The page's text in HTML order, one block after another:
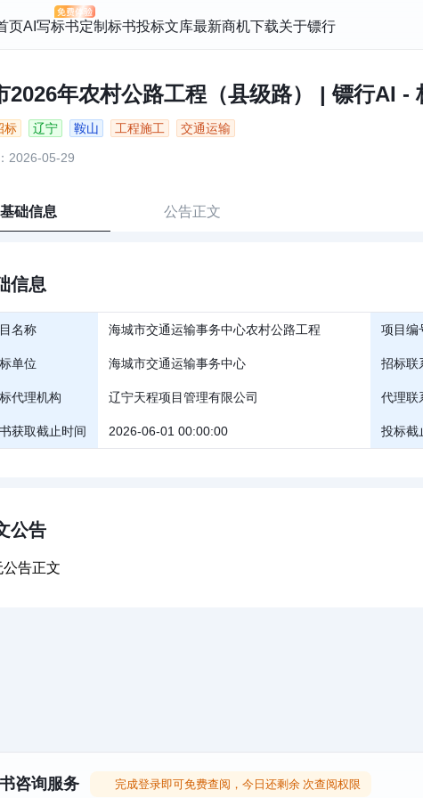
页AI写标书定制标书投标文库最新商机下载关于镖行
2026年农村公路工程（县级路） | 镖行AI -
标 辽宁 鞍山 工程施工 交通运输
2026-05-29
基础信息 公告正文
信息
名称 海城市交通运输事务中心农村公路工程 项目编
单位 海城市交通运输事务中心 招标联
代理机构 辽宁天程项目管理有限公司 代理联
获取截止时间 2026-06-01 00:00:00 投标截
公告
公告正文
咨询服务 完成登录即可免费查阅，今日还剩余 次查阅权限